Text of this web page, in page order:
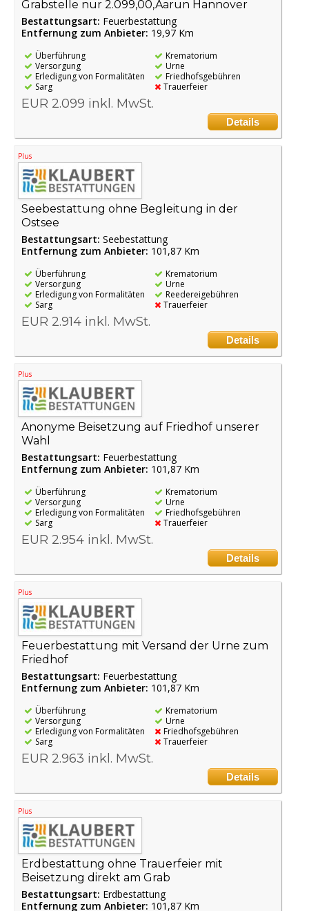
Grabstelle nur 2.099,00,Aarun Hannover
Bestattungsart: Feuerbestattung
Entfernung zum Anbieter: 19,97 Km
Überführung
Versorgung
Erledigung von Formalitäten
Sarg
Krematorium
Urne
Friedhofsgebühren
Trauerfeier
EUR 2.099 inkl. MwSt.
Details
Plus
Seebestattung ohne Begleitung in der
Ostsee
Bestattungsart: Seebestattung
Entfernung zum Anbieter: 101,87 Km
Überführung
Versorgung
Erledigung von Formalitäten
Sarg
Krematorium
Urne
Reedereigebühren
Trauerfeier
EUR 2.914 inkl. MwSt.
Details
Plus
Anonyme Beisetzung auf Friedhof unserer
Wahl
Bestattungsart: Feuerbestattung
Entfernung zum Anbieter: 101,87 Km
Überführung
Versorgung
Erledigung von Formalitäten
Sarg
Krematorium
Urne
Friedhofsgebühren
Trauerfeier
EUR 2.954 inkl. MwSt.
Details
Plus
Feuerbestattung mit Versand der Urne zum
Friedhof
Bestattungsart: Feuerbestattung
Entfernung zum Anbieter: 101,87 Km
Überführung
Versorgung
Erledigung von Formalitäten
Sarg
Krematorium
Urne
Friedhofsgebühren
Trauerfeier
EUR 2.963 inkl. MwSt.
Details
Plus
Erdbestattung ohne Trauerfeier mit
Beisetzung direkt am Grab
Bestattungsart: Erdbestattung
Entfernung zum Anbieter: 101,87 Km